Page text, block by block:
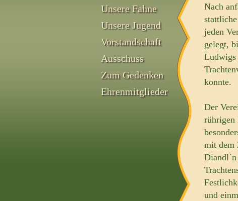
Unsere Fahne
Unsere Jugend
Vorstandschaft
Ausschuss
Zum Gedenken
Ehrenmitglieder
Nach
jeden
gelegt,
Ludwigs
konnte.
Der
rührigen
mit dem
Diandl`n
und